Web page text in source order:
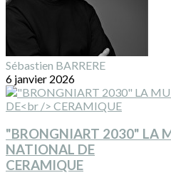
Sébastien BARRERE
6 janvier 2026
"BRONGNIART 2030" LA
NATIONAL DE
CERAMIQUE